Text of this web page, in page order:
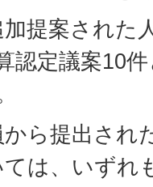
提案された
認定議案10
ら提出され
は、いずれ